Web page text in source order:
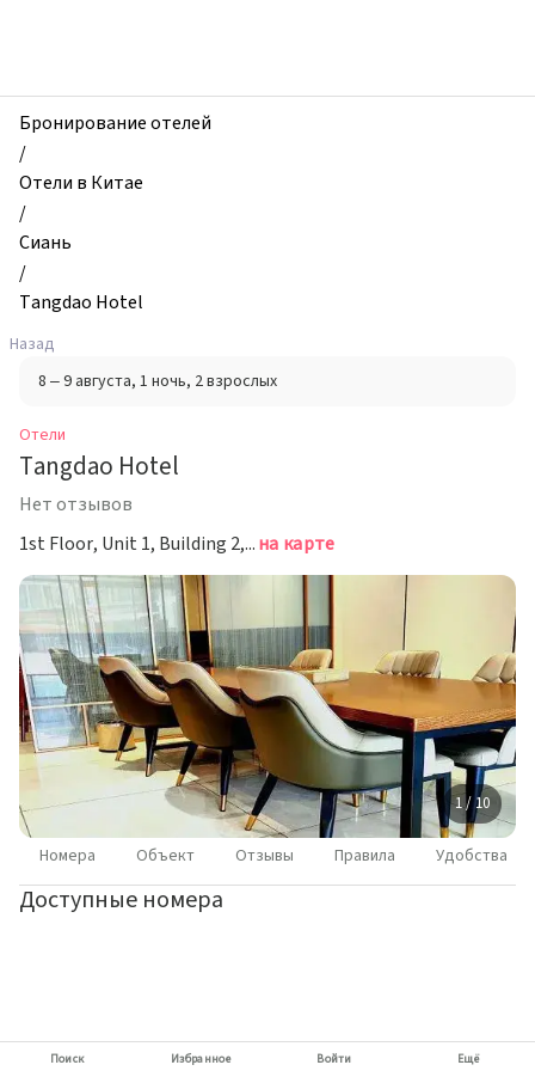
Tangdao
Hotel,
Сиань,
Китай
Бронирование отелей
/
Отели в Китае
/
Сиань
/
Tangdao Hotel
Назад
8 – 9 августа, 1 ночь, 2 взрослых
Отели
Tangdao Hotel
Нет отзывов
1st Floor, Unit 1, Building 2, Yicuiyuan i City, Tangyan South Road, Сианьна карте
1 / 10
Номера Объект Отзывы Правила Удобства
Доступные номера
Поиск Избранное Войти Ещё